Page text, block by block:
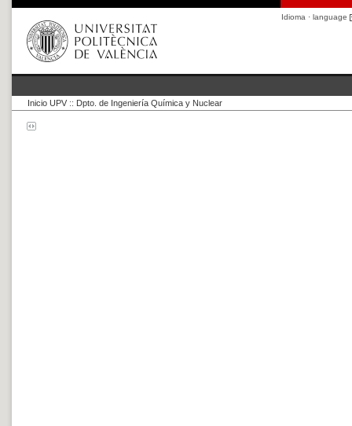
Idioma · language
Inicio UPV :: Dpto. de Ingeniería Química y Nuclear